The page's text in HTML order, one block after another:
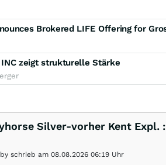
Brokered LIFE Offering for
INC zeigt strukturelle Stärke
Silver-vorher Kent Expl.
schrieb am 08.08.2026 06:19 Uhr